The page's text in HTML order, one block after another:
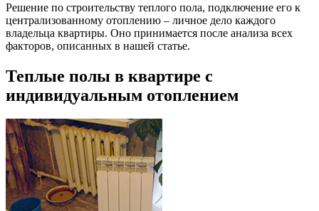
Решение по строительству теплого пола, подключение его к
централизованному отоплению – личное дело каждого
владельца квартиры. Оно принимается после анализа всех
факторов, описанных в нашей статье.
Теплые полы в квартире с
индивидуальным отоплением